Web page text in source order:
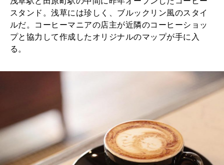
スタンド。浅草には珍しく、ブルックリン風のスタイ
ルだ。コーヒーマニアの店主が近隣のコーヒーショッ
プと協力して作成したオリジナルのマップが手に入
る。